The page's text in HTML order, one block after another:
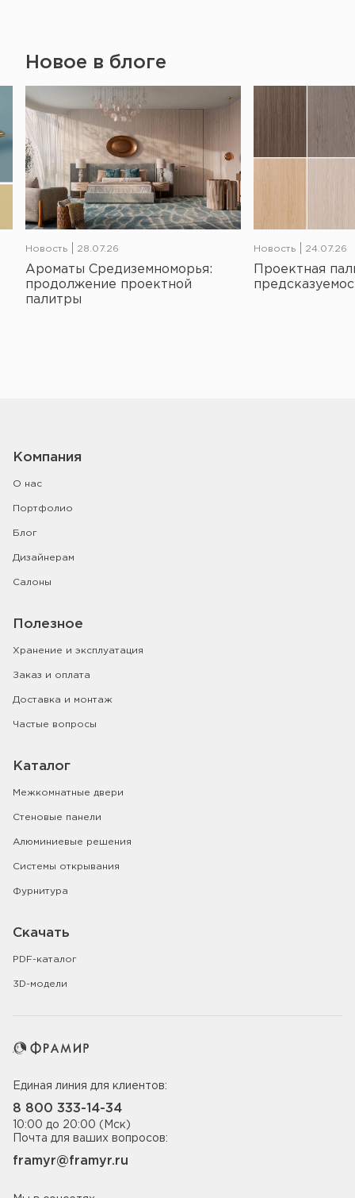
Новое в блоге
Новость 28.07.26
Ароматы Средиземноморья:
продолжение проектной
палитры
Новость 24.07.26
Проектная
Компания
О нас
Портфолио
Блог
Дизайнерам
Салоны
Полезное
Хранение и эксплуатация
Заказ и оплата
Доставка и монтаж
Частые вопросы
Каталог
Межкомнатные двери
Стеновые панели
Алюминиевые решения
Системы открывания
Фурнитура
Скачать
PDF-каталог
3D-модели
Единая линия для клиентов:
8 800 333-14-34
10:00 до 20:00 (Мск)
Почта для ваших вопросов:
framyr@framyr.ru